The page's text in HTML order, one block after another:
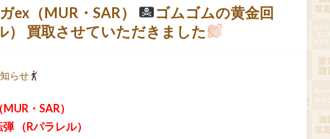
ex（MUR・SAR）
ゴムゴムの黄金回
） 買取させていただきました
らせ
・SAR）
（Rパラレル）